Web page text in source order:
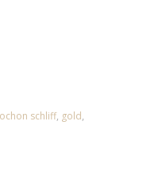
schliff, gold,